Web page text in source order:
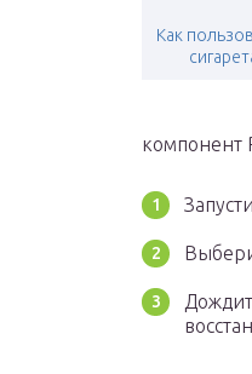
Как
компонент